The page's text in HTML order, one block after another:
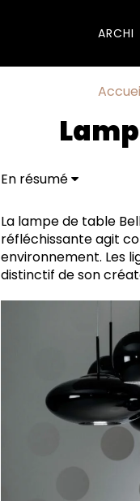
ARCHI
En résumé
Tom Dixon : Luxe,
La lampe de table
réfléchissante agit
environnement. Les
distinctif de son